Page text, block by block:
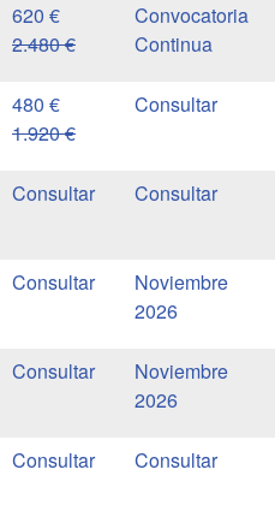
620 €
2.480 €
Convocatoria
Continua
480 €
1.920 €
Noviembre
2026
Noviembre
2026